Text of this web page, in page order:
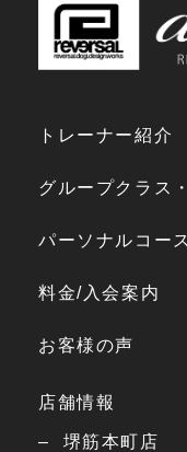
トレーナー紹介
グループクラス
パーソナルコース
料金/入会案内
お客様の声
店舗情報
堺筋本町店